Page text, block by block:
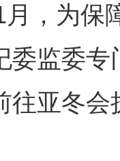
，为保
委监委
往亚冬